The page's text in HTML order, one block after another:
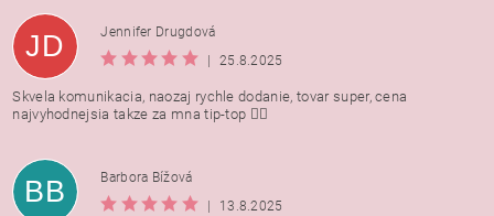
JD
Jennifer Drugdová
25.8.2025
Skvela komunikacia, naozaj rychle dodanie, tovar super, cena
najvyhodnejsia takze za mna tip-top 👍🏻
BB
Barbora Bížová
13.8.2025